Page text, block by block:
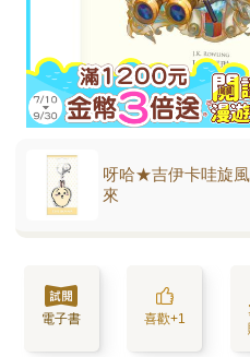
呀哈★吉伊卡哇旋
來
電子書 喜歡+1